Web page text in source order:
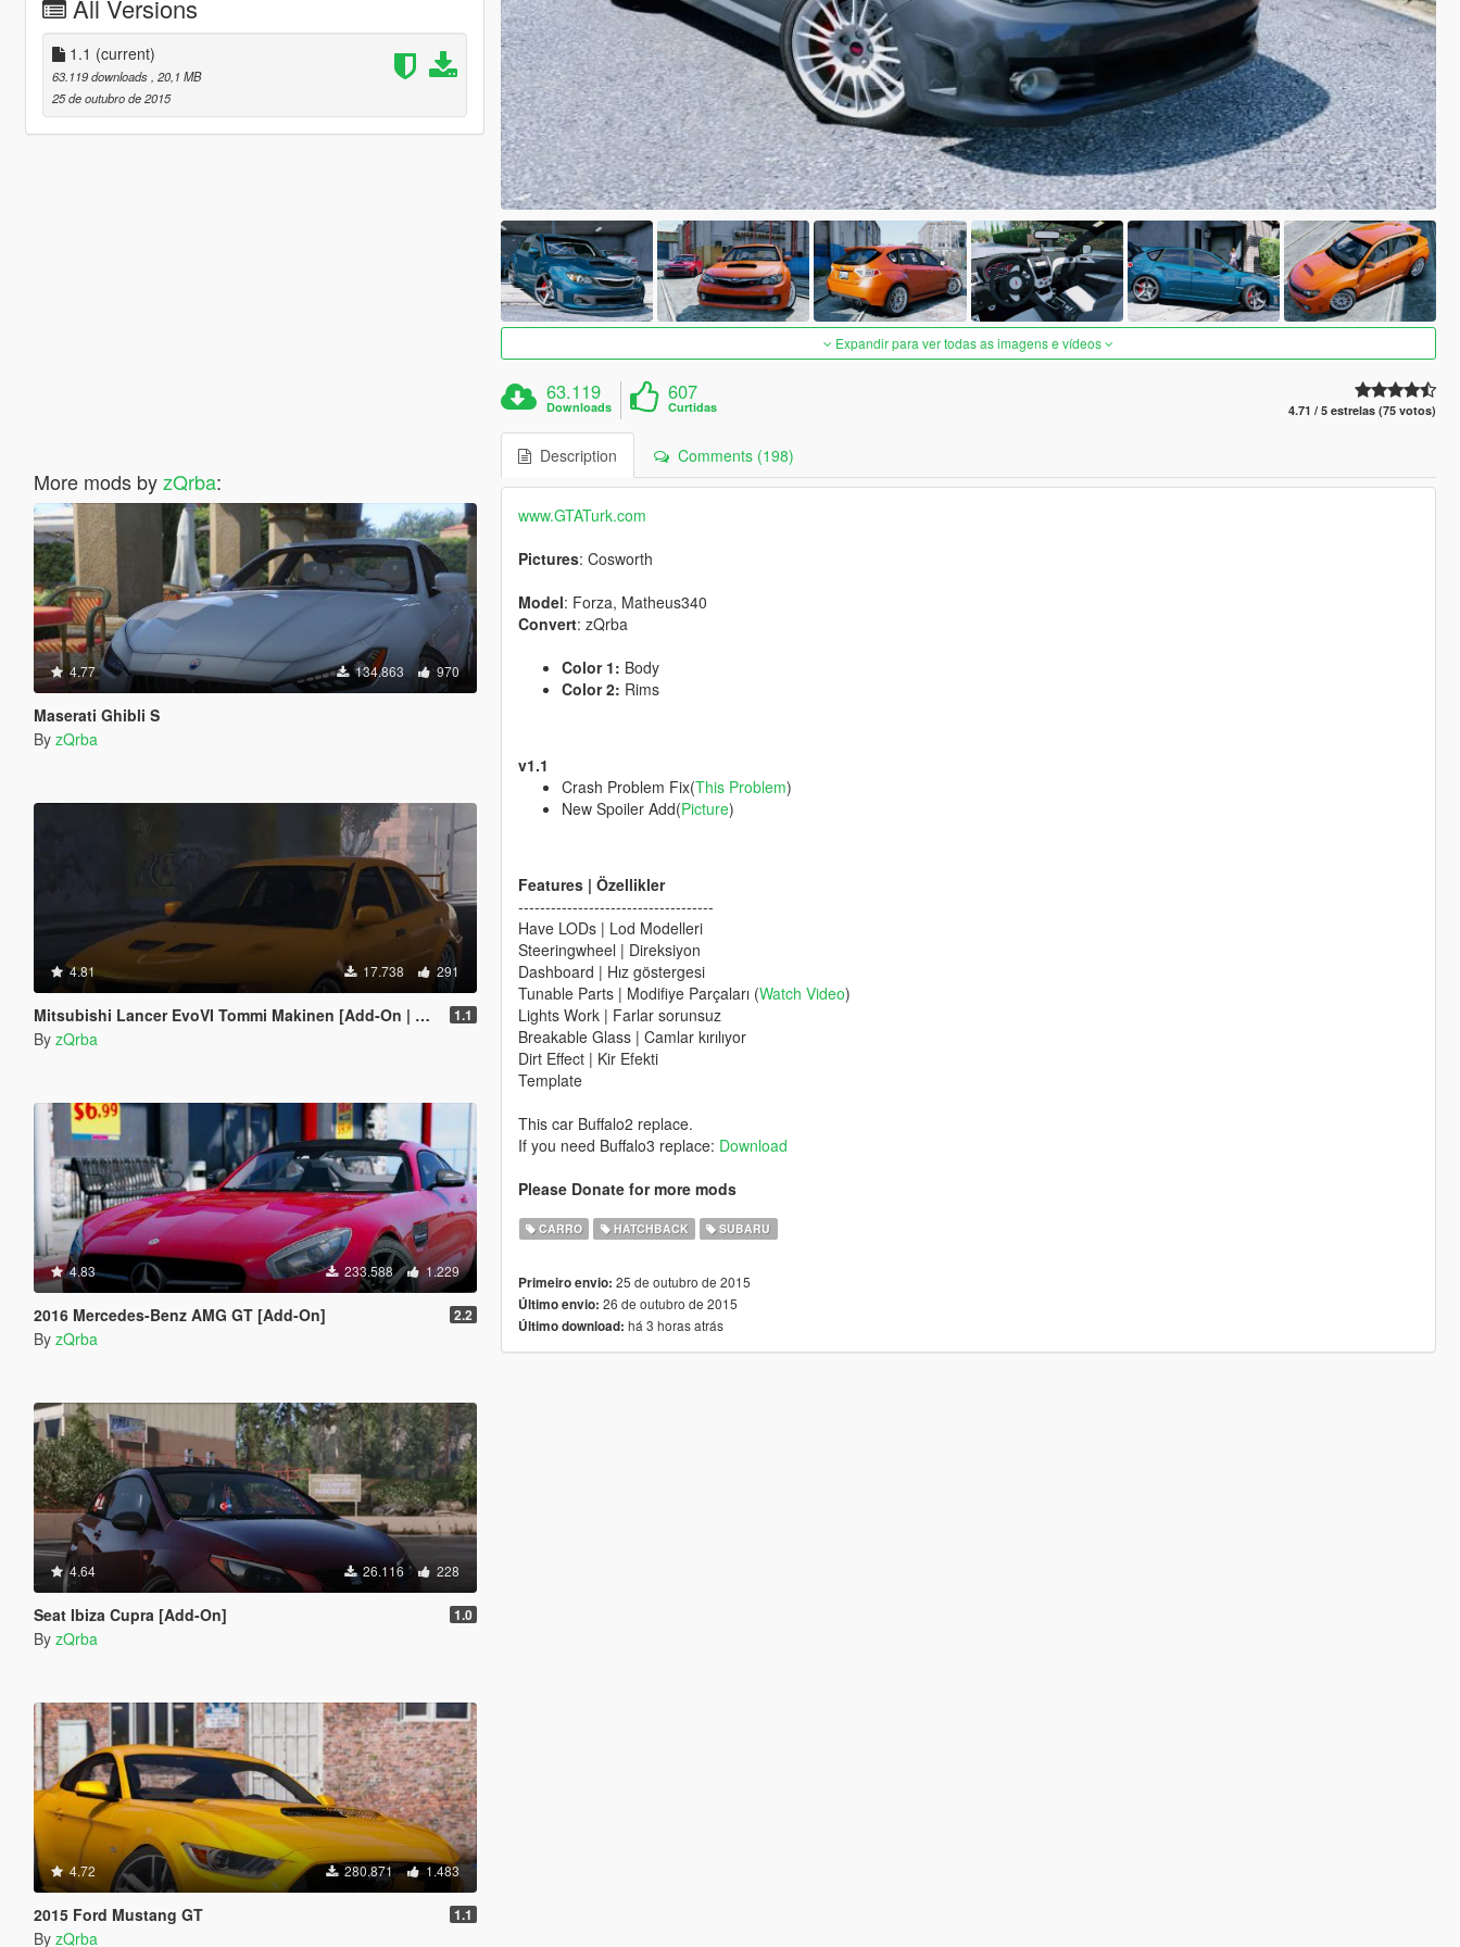
All Versions
1.1 (current)
63.119 downloads , 20,1 MB
25 de outubro de 2015
More mods byzQrba:
4.77 134.863 970
Maserati Ghibli S
By zQrba
4.81 17.738 291
Mitsubishi Lancer EvoVI Tommi Makinen [Add-On | RHD | Wipers] 1.1
By zQrba
4.83 233.588 1.229
2016 Mercedes-Benz AMG GT [Add-On] 2.2
By zQrba
4.64 26.116 228
Seat Ibiza Cupra [Add-On] 1.0
By zQrba
4.72 280.871 1.483
2015 Ford Mustang GT 1.1
By zQrba
Expandir para ver todas as imagens e vídeos
63.119
Downloads
607
Curtidas 4.71 / 5 estrelas (75 votos)
Description Comments (198)
www.GTATurk.com
Pictures: Cosworth
Model: Forza, Matheus340
Convert: zQrba
Color 1: Body
Color 2: Rims
v1.1
Crash Problem Fix(This Problem)
New Spoiler Add(Picture)
Features | Özellikler
------------------------------------
Have LODs | Lod Modelleri
Steeringwheel | Direksiyon
Dashboard | Hız göstergesi
Tunable Parts | Modifiye Parçaları (Watch Video)
Lights Work | Farlar sorunsuz
Breakable Glass | Camlar kırılıyor
Dirt Effect | Kir Efekti
Template
This car Buffalo2 replace.
If you need Buffalo3 replace: Download
Please Donate for more mods
CARRO HATCHBACK SUBARU
Primeiro envio: 25 de outubro de 2015
Último envio: 26 de outubro de 2015
Último download: há 3 horas atrás